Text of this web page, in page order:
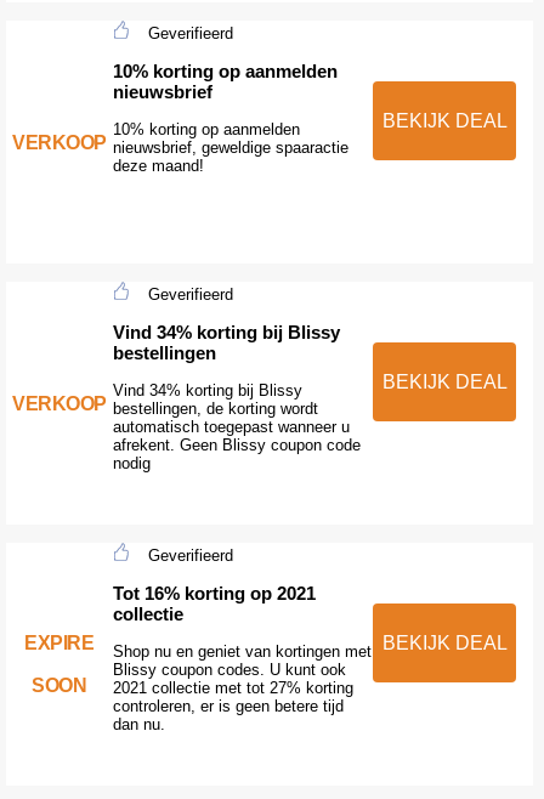
VERKOOP
Geverifieerd
10% korting op aanmelden
nieuwsbrief
10% korting op aanmelden
nieuwsbrief, geweldige spaaractie
deze maand!
BEKIJK DEAL
VERKOOP
Geverifieerd
Vind 34% korting bij Blissy
bestellingen
Vind 34% korting bij Blissy
bestellingen, de korting wordt
automatisch toegepast wanneer u
afrekent. Geen Blissy coupon code
nodig
BEKIJK DEAL
EXPIRE
SOON
Geverifieerd
Tot 16% korting op 2021
collectie
Shop nu en geniet van kortingen met
Blissy coupon codes. U kunt ook
2021 collectie met tot 27% korting
controleren, er is geen betere tijd
dan nu.
BEKIJK DEAL